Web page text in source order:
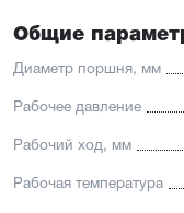
Общие
Диаметр поршня, мм
Рабочее давление
Рабочий ход, мм
Рабочая температура